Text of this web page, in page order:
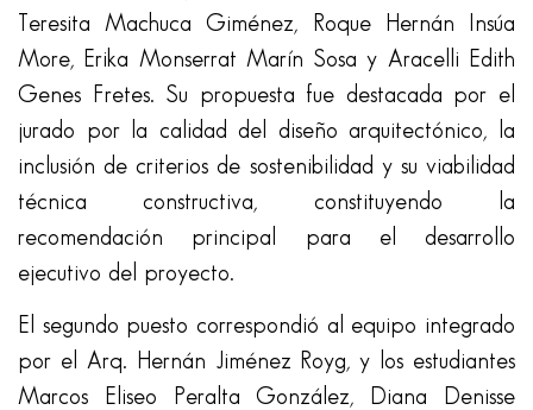
Teresita Machuca Giménez, Roque Hernán Insúa
More, Erika Monserrat Marín Sosa y Aracelli Edith
Genes Fretes. Su propuesta fue destacada por el
jurado por la calidad del diseño arquitectónico, la
inclusión de criterios de sostenibilidad y su viabilidad
técnica constructiva, constituyendo la
recomendación principal para el desarrollo
ejecutivo del proyecto.
El segundo puesto correspondió al equipo integrado
por el Arq. Hernán Jiménez Royg, y los estudiantes
Marcos Eliseo Peralta González, Diana Denisse